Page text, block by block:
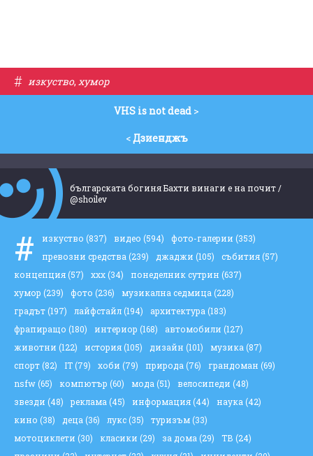
# изкуство, хумор
VHS is not dead >
<Дзиенджъ
българската богиня Бахти винаги е на почит /
@shoilev
# изкуство (837) видео (594) фото-галерии (353)
превозни средства (239) джаджи (105) събития(57)
концепция(57) ххх(34) понеделник сутрин (637)
хумор (239) фото (236) музикална седмица (228)
градът(197) лайфстайл(194) архитектура (183)
фрапиращо (180) интериор (168) автомобили (127)
животни (122) история(105) дизайн (101) музика (87)
спорт(82) IT(79) хоби (79) природа (76) грандоман (69)
nsfw(65) компютър (60) мода (51) велосипеди (48)
звезди (48) реклама (45) информация(44) наука (42)
кино (38) деца (36) лукс(35) туризъм(33)
мотоциклети (30) класики (29) за дома (29) ТВ (24)